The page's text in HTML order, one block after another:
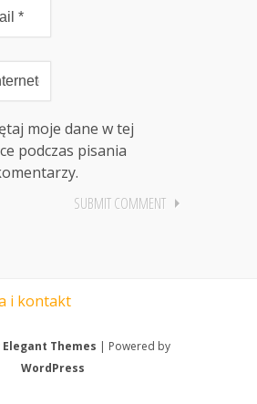
moje dane w tej
podczas pisania
i kontakt
Elegant Themes | Powered by
WordPress